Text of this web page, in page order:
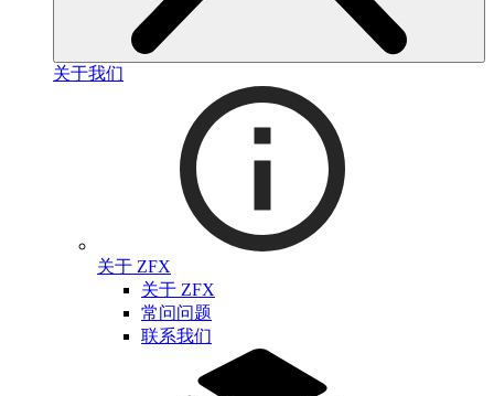
关于我们
关于 ZFX
关于 ZFX
常问问题
联系我们